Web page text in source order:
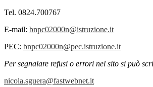
Tel. 0824.700767
E-mail: bnpc02000n@istruzione.it
PEC: bnpc02000n@pec.istruzione.it
Per segnalare refusi o errori nel sito si può
nicola.sguera@fastwebnet.it